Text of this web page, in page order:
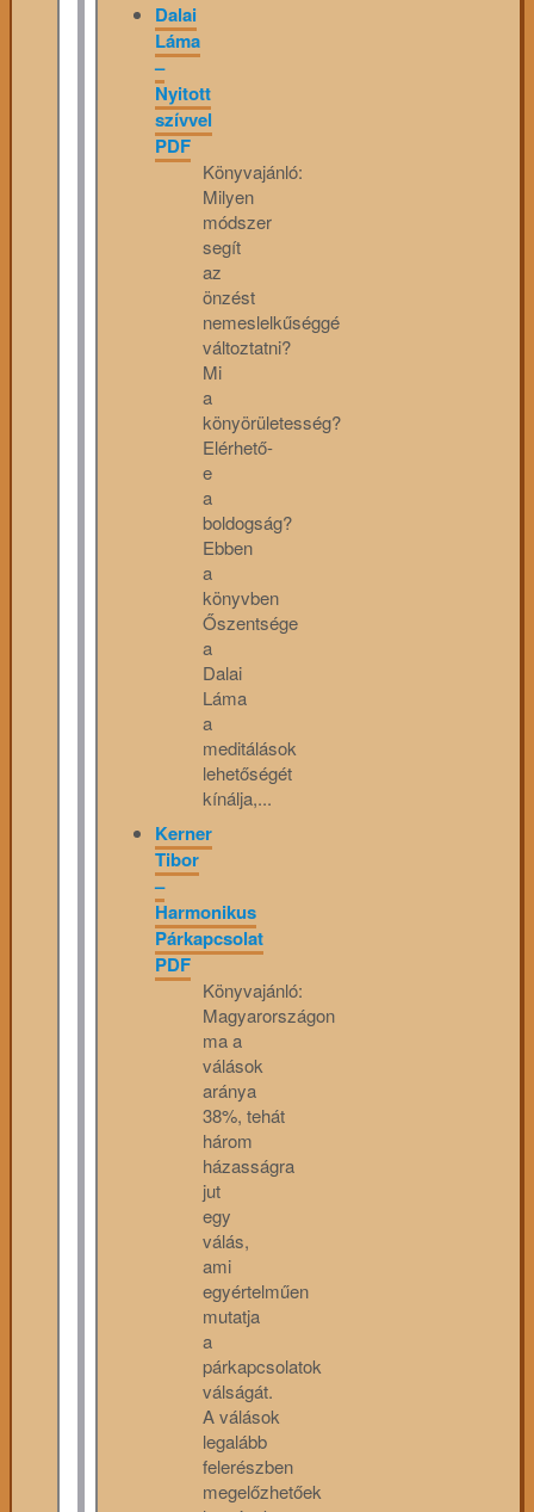
Dalai
Láma
–
Nyitott
szívvel
PDF
Könyvajánló:
Milyen
módszer
segít
az
önzést
nemeslelkűséggé
változtatni?
Mi
a
könyörületesség?
Elérhető-
e
a
boldogság?
Ebben
a
könyvben
Őszentsége
a
Dalai
Láma
a
meditálások
lehetőségét
kínálja,...
Kerner
Tibor
–
Harmonikus
Párkapcsolat
PDF
Könyvajánló:
Magyarországon
ma a
válások
aránya
38%, tehát
három
házasságra
jut
egy
válás,
ami
egyértelműen
mutatja
a
párkapcsolatok
válságát.
A válások
legalább
felerészben
megelőzhetőek